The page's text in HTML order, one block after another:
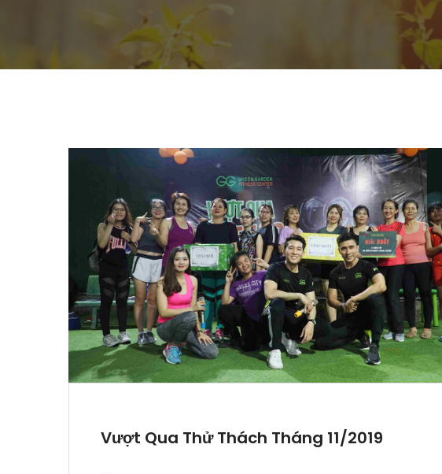
Vượt Qua Thử Thách Tháng 11/2019